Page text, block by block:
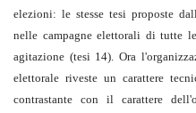
elezioni: le stesse tesi proposte
nelle campagne elettorali di tutte
agitazione (tesi 14). Ora
elettorale riveste un carattere
contrastante con il carattere